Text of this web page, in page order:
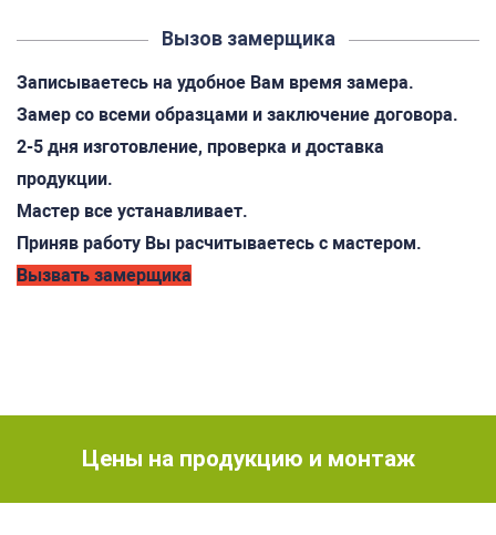
Вызов замерщика
Записываетесь на удобное Вам время замера.
Замер со всеми образцами и заключение договора.
2-5 дня изготовление, проверка и доставка
продукции.
Мастер все устанавливает.
Приняв работу Вы расчитываетесь с мастером.
Вызвать замерщика
Цены на продукцию и монтаж